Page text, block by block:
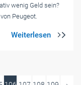
wenig Geld sein?
Peugeot.